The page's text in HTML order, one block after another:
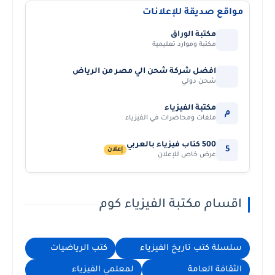
مواقع صديقة للإعلانات
مكتبة الوراق
مكتبة وموارد تعليمية
افضل شركة شحن الي مصر من الرياض
شحن دولي
م مكتبة الفيزياء
ملفات ومحاضرات في الفيزياء
5 500 كتاب فيزياء بالعربي
عرض خاص للإعلان
إعلان
اقسام مكتبة الفيزياء كوم
سلسلة كتب تاريخ الفيزياء كتب الرياضيات
الثقافة العامة لمعلمي الفيزياء